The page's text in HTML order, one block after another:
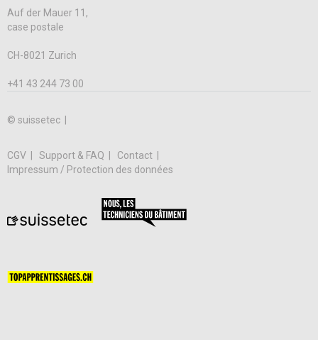
Auf der Mauer 11,
case postale
CH-8021 Zurich
+41 43 244 73 00
© suissetec |
CGV Support & FAQ
Contact
Impressum / Protection des données